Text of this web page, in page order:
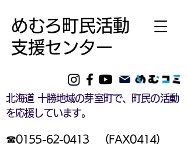
めむろ町民活動
支援センター
北海道 十勝地域の芽室町で、町民の活動
を応援しています。
☎0155-62-0413 （FAX0414）